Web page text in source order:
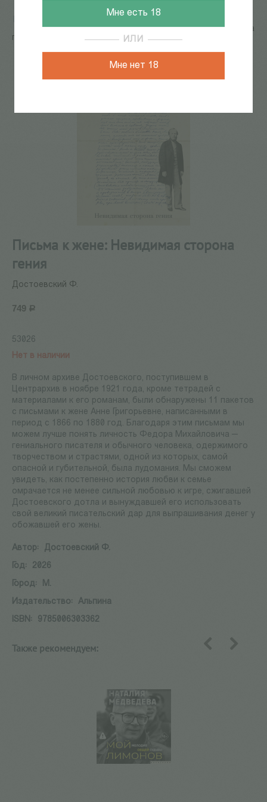
Мне есть 18
ИЛИ
Мне нет 18
Письма, дневники / Письма к жене: Невидимая сторона
гения
Письма к жене: Невидимая сторона
гения
Достоевский Ф.
749 Р
53026
Нет в наличии
В личном архиве Достоевского, поступившем в
Центрархив в ноябре 1921 года, кроме тетрадей с
материалами к его романам, были обнаружены 11 пакетов
с письмами к жене Анне Григорьевне, написанными в
период с 1866 по 1880 год. Благодаря этим письмам мы
можем лучше понять личность Федора Михайловича —
гениального писателя и обычного человека, одержимого
творчеством и страстями, одной из которых, самой
опасной и губительной, была лудомания. Мы сможем
увидеть, как постепенно история любви к семье
омрачается не менее сильной любовью к игре, сжигавшей
Достоевского дотла и вынуждавшей его использовать
свой великий писательский дар для выпрашивания денег у
обожавшей его жены.
Автор:
Достоевский Ф.
Год:
2026
Город:
М.
Издательство:
Альпина
ISBN:
9785006303362
Также рекомендуем: